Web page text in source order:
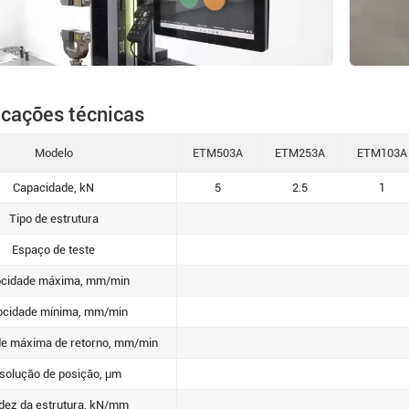
técnicas
Modelo ETM503A ETM253A ETM103A
Capacidade, kN 5 2.5 1
Tipo de estrutura
Espaço de teste
máxima, mm/min
mínima, mm/min
máxima de retorno, mm/min
de posição, μm
da estrutura, kN/mm